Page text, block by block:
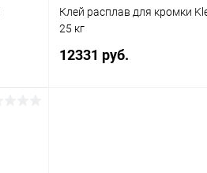
Клей расплав для кромки
25 кг
12331 руб.